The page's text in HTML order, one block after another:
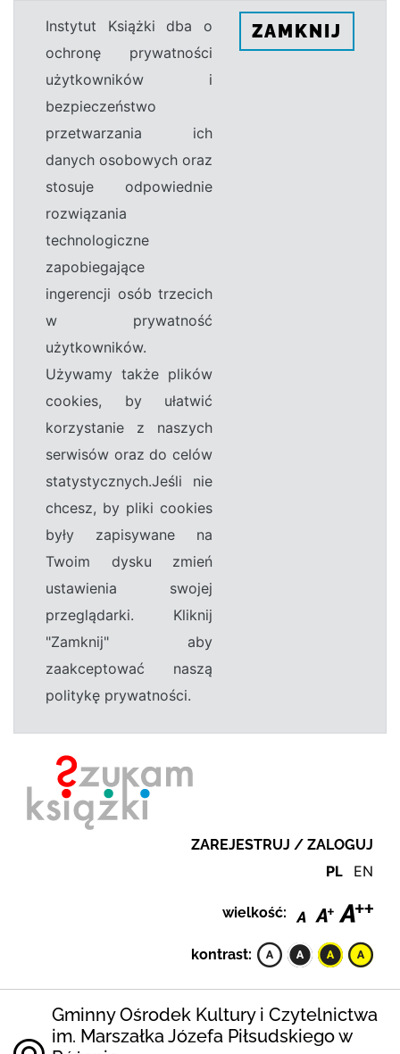
Instytut Książki dba o
ochronę prywatności
użytkowników i
bezpieczeństwo
przetwarzania ich
danych osobowych oraz
stosuje odpowiednie
rozwiązania
technologiczne
zapobiegające
ingerencji osób trzecich
w prywatność
użytkowników.
Używamy także plików
cookies, by ułatwić
korzystanie z naszych
serwisów oraz do celów
statystycznych.Jeśli nie
chcesz, by pliki cookies
były zapisywane na
Twoim dysku zmień
ustawienia swojej
przeglądarki. Kliknij
"Zamknij" aby
zaakceptować naszą
politykę prywatności.
ZAMKNIJ
ZAREJESTRUJ / ZALOGUJ
PL EN
wielkość:
kontrast:
Gminny Ośrodek Kultury i Czytelnictwa
im. Marszałka Józefa Piłsudskiego w